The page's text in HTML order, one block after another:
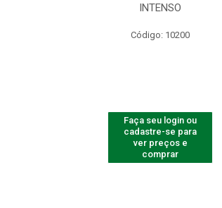
INTENSO
Código: 10200
Faça seu login ou
cadastre-se para
ver preços e
comprar